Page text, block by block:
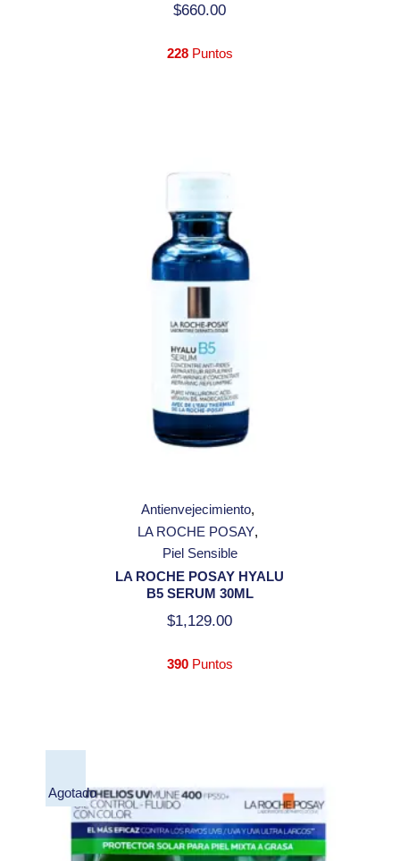
$660.00
228Puntos
Antienvejecimiento
LA ROCHE POSAY
Piel Sensible
LA ROCHE POSAY HYALU
B5 SERUM 30ML
$1,129.00
390Puntos
Agotado